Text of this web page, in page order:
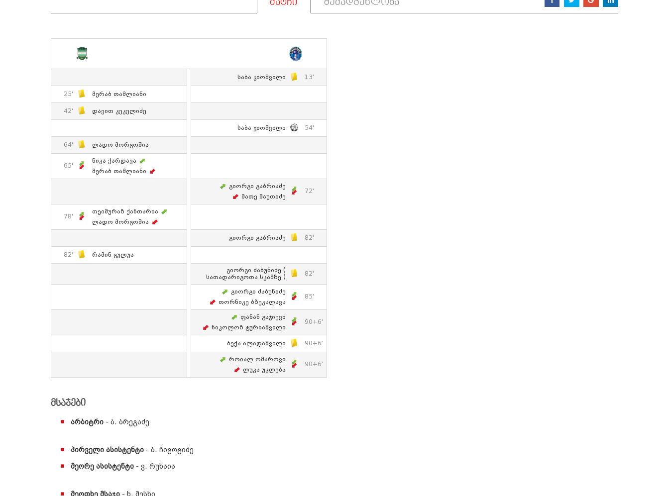
მატჩი შემადგენლობა
Საბა Ჯიოშვილი 13'
25' Მერაბ Თამლიანი
42' Დავით Კეკელიძე
Საბა Ჯიოშვილი 54'
64' Ლადო Მორგოშია
65'
Ნიკა Ქარდავა
Მერაბ Თამლიანი
Გიორგი Გაბრიაძე
Მათე Შაუთიძე
72'
78'
Თეიმურაზ Ქანთარია
Ლადო Მორგოშია
Გიორგი Გაბრიაძე 82'
82' Რამინ Გულუა
Გიორგი Ძაბუნიძე (
Სათადარიგოთა Სკამზე )
82'
Გიორგი Ძაბუნიძე
Თორნიკე Ბზეკალავა
85'
Ფანან Გაჯიევი
Ნიკოლოზ Ტურიაშვილი
90+6'
Ბექა Ალადაშვილი 90+6'
Როიალ Ომაროვი
Ლუკა Უკლება
90+6'
მსაჯები
არბიტრი - ბ. ბრეგაძე
პირველი ასისტენტი - ბ. ჩიგოგიძე
მეორე ასისტენტი - ვ. რუხაია